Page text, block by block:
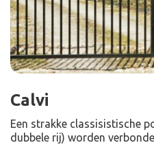
Calvi
Een strakke classisistische
dubbele rij) worden